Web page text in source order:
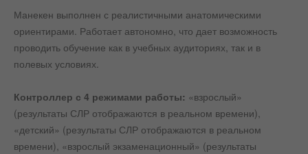
Манекен выполнен с реалистичными анатомическими
ориентирами. Работает автономно, что дает возможность
проводить обучение как в учебных аудиториях, так и в
полевых условиях.
Контроллер с 4 режимами работы: «взрослый»
(результаты СЛР отображаются в реальном времени),
«детский» (результаты СЛР отображаются в реальном
времени), «взрослый экзаменационный» (результаты